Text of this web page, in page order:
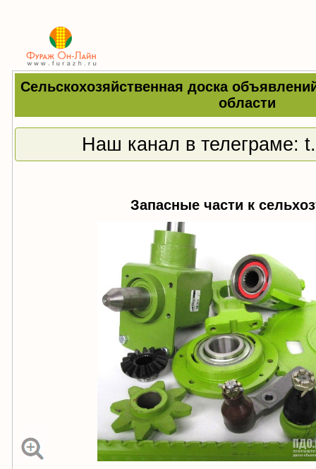
Сельскохозяйственная доска
области
Наш канал в телеграме:
Запасные части к